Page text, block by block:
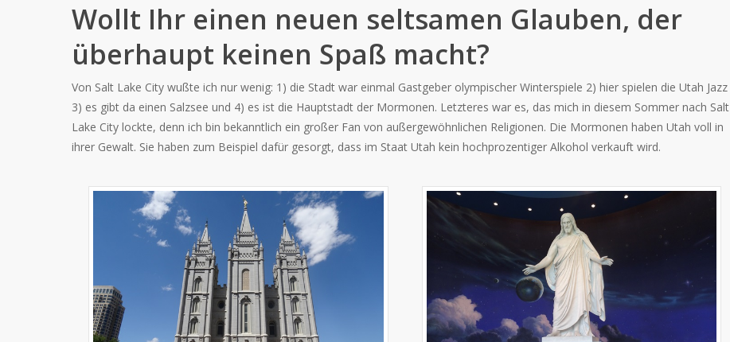
Wollt Ihr einen neuen seltsamen Glauben, der
überhaupt keinen Spaß macht?
Von Salt Lake City wußte ich nur wenig: 1) die Stadt war einmal Gastgeber olympischer Winterspiele 2) hier spielen die Utah Jazz
3) es gibt da einen Salzsee und 4) es ist die Hauptstadt der Mormonen. Letzteres war es, das mich in diesem Sommer nach Salt
Lake City lockte, denn ich bin bekanntlich ein großer Fan von außergewöhnlichen Religionen. Die Mormonen haben Utah voll in
ihrer Gewalt. Sie haben zum Beispiel dafür gesorgt, dass im Staat Utah kein hochprozentiger Alkohol verkauft wird.